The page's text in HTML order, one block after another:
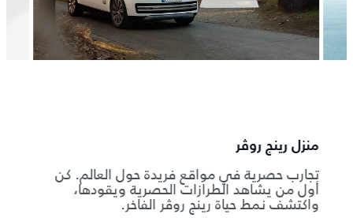
منزل رينج روڤر
تجارب حصرية في مواقع فريدة حول العالم. كن
أول من يشاهد الطرازات الحصرية ويقودها،
واكتشف نمط حياة رينج روڤر الفاخر.